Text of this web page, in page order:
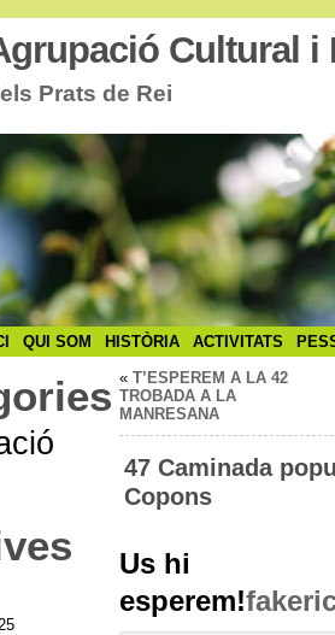
Cultural i
Prats de Rei
QUI SOM HISTÒRIA ACTIVITATS
« T’ESPEREM A LA 42
TROBADA A LA
MANRESANA
47 Caminada
Copons
Us hi
esperem!